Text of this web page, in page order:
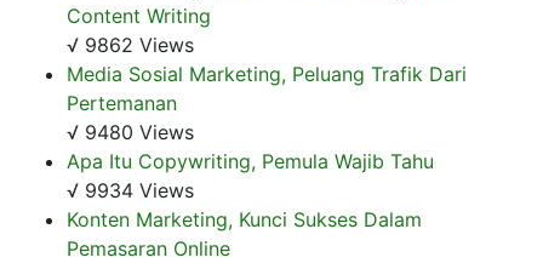
Content Writing
√ 9862 Views
Media Sosial Marketing, Peluang Trafik Dari
Pertemanan
√ 9480 Views
Apa Itu Copywriting, Pemula Wajib Tahu
√ 9934 Views
Konten Marketing, Kunci Sukses Dalam
Pemasaran Online